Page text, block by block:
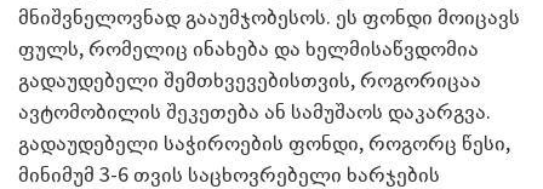
მნიშვნელოვნად გააუმჯობესოს. ეს ფონდი მოიცავს
ფულს, რომელიც ინახება და ხელმისაწვდომია
გადაუდებელი შემთხვევებისთვის, როგორიცაა
ავტომობილის შეკეთება ან სამუშაოს დაკარგვა.
გადაუდებელი საჭიროების ფონდი, როგორც წესი,
მინიმუმ 3-6 თვის საცხოვრებელი ხარჯების